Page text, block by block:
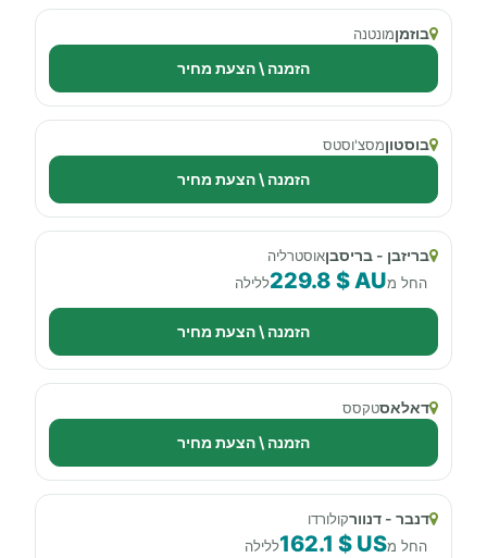
בוזמןמונטנה
הזמנה \ הצעת מחיר
בוסטוןמסצ'וסטס
הזמנה \ הצעת מחיר
בריזבן - בריסבןאוסטרליה
החל מ229.8 $ AUללילה
הזמנה \ הצעת מחיר
דאלאסטקסס
הזמנה \ הצעת מחיר
דנבר - דנוורקולורדו
החל מ162.1 $ USללילה